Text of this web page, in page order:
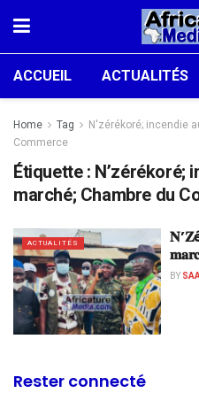
ACCUEIL ACTUALITÉS
Home Tag
N'zérékoré; incendie
Commerce
Étiquette : N’zérékoré;
marché; Chambre du
ACTUALITÉS
BY
Rester connecté